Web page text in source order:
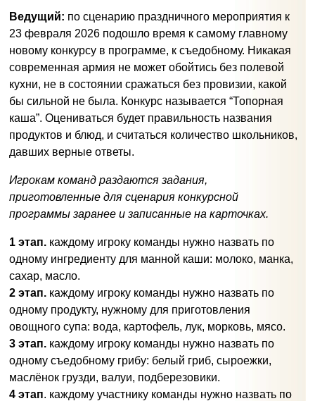
Ведущий: по сценарию праздничного мероприятия к
23 февраля 2026 подошло время к самому главному
новому конкурсу в программе, к съедобному. Никакая
современная армия не может обойтись без полевой
кухни, не в состоянии сражаться без провизии, какой
бы сильной не была. Конкурс называется “Топорная
каша”. Оцениваться будет правильность названия
продуктов и блюд, и считаться количество школьников,
давших верные ответы.
Игрокам команд раздаются задания,
приготовленные для сценария конкурсной
программы заранее и записанные на карточках.
1 этап. каждому игроку команды нужно назвать по
одному ингредиенту для манной каши: молоко, манка,
сахар, масло.
2 этап. каждому игроку команды нужно назвать по
одному продукту, нужному для приготовления
овощного супа: вода, картофель, лук, морковь, мясо.
3 этап. каждому игроку команды нужно назвать по
одному съедобному грибу: белый гриб, сыроежки,
маслёнок грузди, валуи, подберезовики.
4 этап. каждому участнику команды нужно назвать по